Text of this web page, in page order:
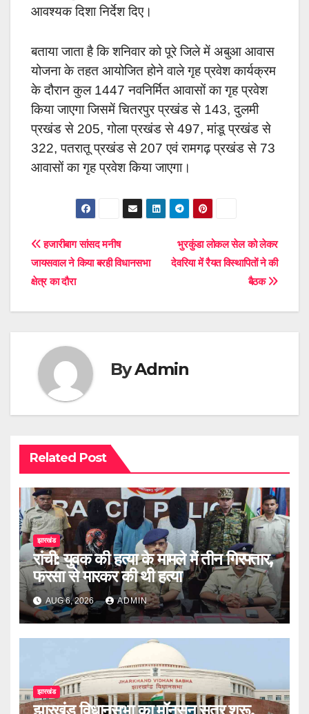
आवश्यक दिशा निर्देश दिए।
बताया जाता है कि शनिवार को पूरे जिले में अबुआ आवास
योजना के तहत आयोजित होने वाले गृह प्रवेश कार्यक्रम
के दौरान कुल 1447 नवनिर्मित आवासों का गृह प्रवेश
किया जाएगा जिसमें चितरपुर प्रखंड से 143, दुलमी
प्रखंड से 205, गोला प्रखंड से 497, मांडू प्रखंड से
322, पतरातू प्रखंड से 207 एवं रामगढ़ प्रखंड से 73
आवासों का गृह प्रवेश किया जाएगा।
Post
navigation
भुरकुंडा लोकल सेल को लेकर
देवरिया में रैयत विस्थापितों ने की
बैठक
हजारीबाग सांसद मनीष
जायसवाल ने किया बरही विधानसभा
क्षेत्र का दौरा
ByAdmin
Related Post
झारखंड
रांची: युवक की हत्या के मामले में तीन गिरफ्तार,
फरसा से मारकर की थी हत्या
AUG 6, 2026 ADMIN
झारखंड
झारखंड विधानसभा का मॉनसून सत्र शुरू,